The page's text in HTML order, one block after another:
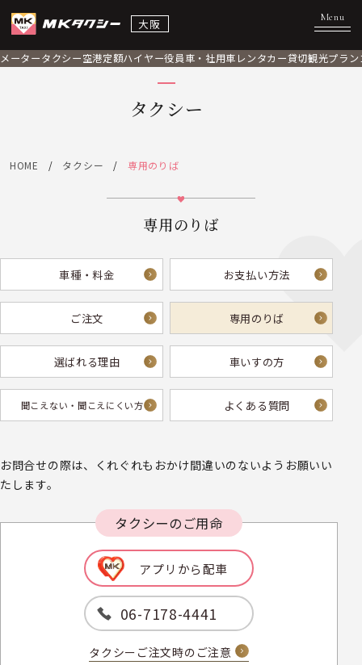
大阪
メータータクシー空港定額ハイヤー役員車・社用車 レンタカー貸切観光プラン
タクシー
HOME タクシー 専用のりば
専用のりば
車種・料金 お支払い方法
ご注文 専用のりば
選ばれる理由 車いすの方
聞こえない・ 聞こえにくい方へ よくある質問
お問合せの際は、くれぐれもおかけ間違いのないようお願いい
たします。
タクシーのご用命
アプリから配車
06-7178-4441
タクシーご注文時のご注意